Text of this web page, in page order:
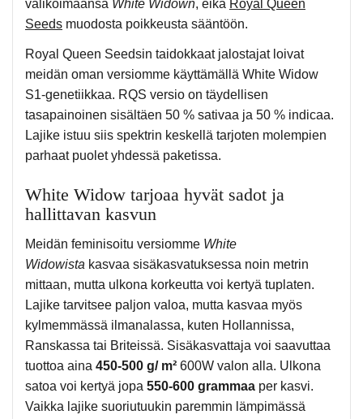
valikoimaansa White Widown, eikä Royal Queen
Seeds muodosta poikkeusta sääntöön.
Royal Queen Seedsin taidokkaat jalostajat loivat
meidän oman versiomme käyttämällä White Widow
S1-genetiikkaa. RQS versio on täydellisen
tasapainoinen sisältäen 50 % sativaa ja 50 % indicaa.
Lajike istuu siis spektrin keskellä tarjoten molempien
parhaat puolet yhdessä paketissa.
White Widow tarjoaa hyvät sadot ja
hallittavan kasvun
Meidän feminisoitu versiomme White
Widowista kasvaa sisäkasvatuksessa noin metrin
mittaan, mutta ulkona korkeutta voi kertyä tuplaten.
Lajike tarvitsee paljon valoa, mutta kasvaa myös
kylmemmässä ilmanalassa, kuten Hollannissa,
Ranskassa tai Briteissä. Sisäkasvattaja voi saavuttaa
tuottoa aina 450-500 g/ m² 600W valon alla. Ulkona
satoa voi kertyä jopa 550-600 grammaa per kasvi.
Vaikka lajike suoriutuukin paremmin lämpimässä